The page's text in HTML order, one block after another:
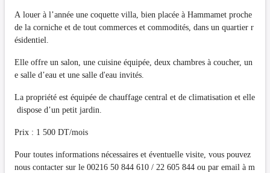
A louer à l’année une coquette villa, bien placée à Hammamet proche
de la corniche et de tout commerces et commodités, dans un quartier r
ésidentiel.
Elle offre un salon, une cuisine équipée, deux chambres à coucher, un
e salle d’eau et une salle d'eau invités.
La propriété est équipée de chauffage central et de climatisation et elle
dispose d’un petit jardin.
Prix : 1 500 DT/mois
Pour toutes informations nécessaires et éventuelle visite, vous pouvez
nous contacter sur le 00216 50 844 610 / 22 605 844 ou par email à m